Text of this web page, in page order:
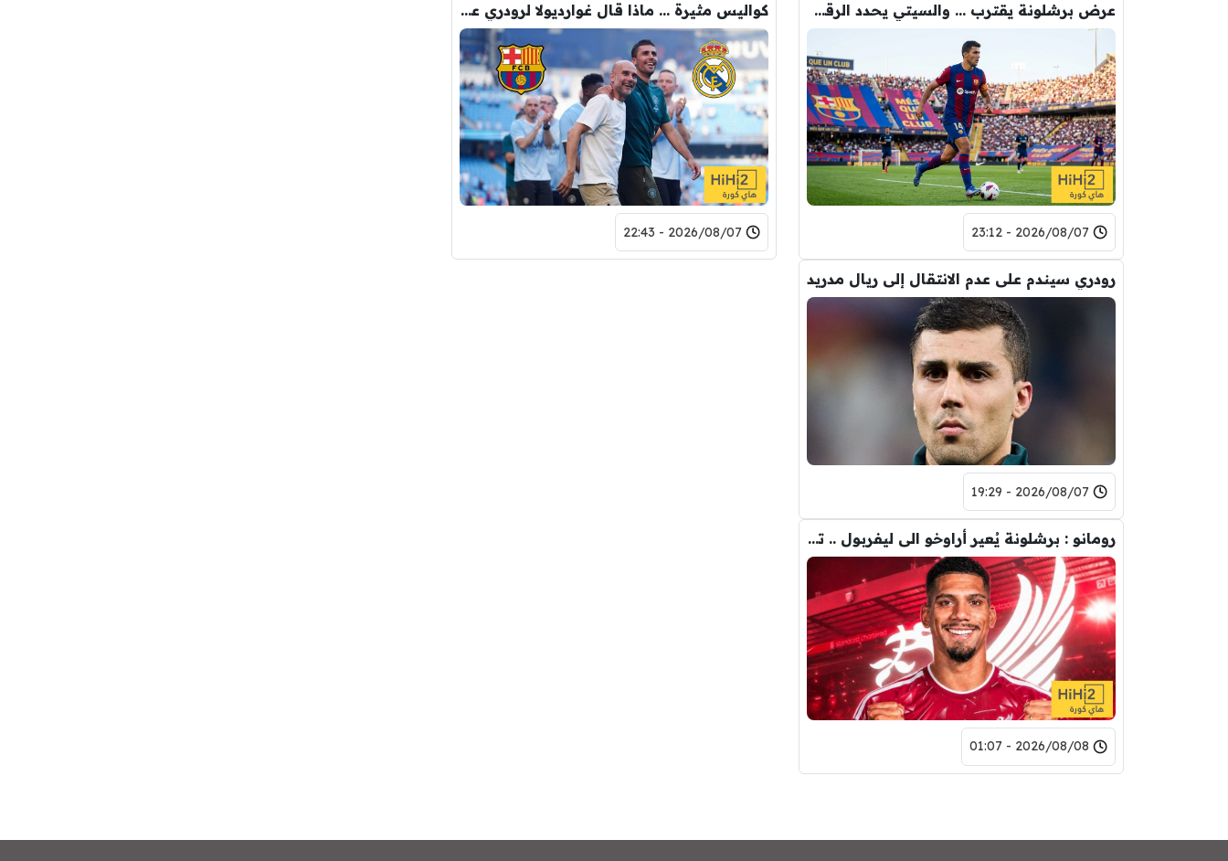
عرض برشلونة يقترب … والسيتي يحدد الرقم النهائي لبيع رودري
2026/08/07 - 23:12
كواليس مثيرة … ماذا قال غوارديولا لرودري عند استشارته عن ريال مدريد وبرشلونة
2026/08/07 - 22:43
رودري سيندم على عدم الانتقال إلى ريال مدريد
2026/08/07 - 19:29
رومانو : برشلونة يُعير أراوخو الى ليفربول .. تفاصيل الصفقة
2026/08/08 - 01:07